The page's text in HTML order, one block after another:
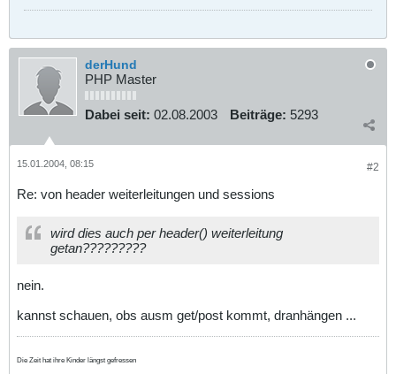
derHund
PHP Master
Dabei seit: 02.08.2003 Beiträge: 5293
#2
15.01.2004, 08:15
Re: von header weiterleitungen und sessions
wird dies auch per header() weiterleitung
getan?????????
nein.
kannst schauen, obs ausm get/post kommt, dranhängen ...
Die Zeit hat ihre Kinder längst gefressen